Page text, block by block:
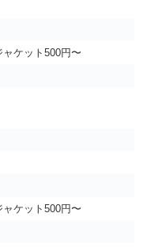
ケット500円〜
ケット500円〜